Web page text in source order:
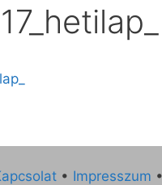
• Impresszum •